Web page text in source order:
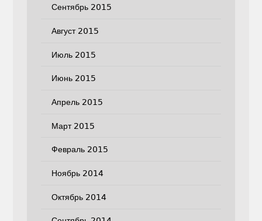
Сентябрь 2015
Август 2015
Июль 2015
Июнь 2015
Апрель 2015
Март 2015
Февраль 2015
Ноябрь 2014
Октябрь 2014